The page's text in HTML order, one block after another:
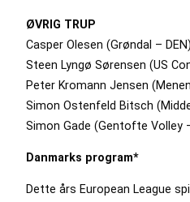
ØVRIG TRUP
Casper Olesen (Grøndal – DEN)
Steen Lyngø Sørensen (US
Peter Kromann Jensen
Simon Ostenfeld Bitsch
Simon Gade (Gentofte Volley
Danmarks program*
Dette års European League